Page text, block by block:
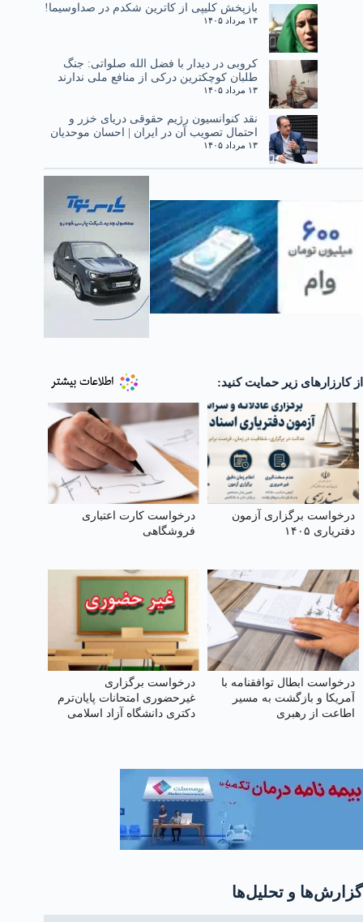
بازپخش کلیپی از کاترین شکدم در صداوسیما!
۱۳ مرداد ۱۴۰۵
کروبی در دیدار با فضل الله صلواتی: جنگ
طلبان کوچکترین درکی از منافع ملی ندارند
۱۳ مرداد ۱۴۰۵
نقد کنوانسیون رژیم حقوقی دریای خزر و
احتمال تصویب آن در ایران | احسان موحدیان
۱۳ مرداد ۱۴۰۵
از کارزارهای زیر حمایت کنید:
درخواست برگزاری آزمون
دفتریاری ۱۴۰۵
درخواست کارت اعتباری
فروشگاهی
درخواست ابطال توافقنامه با
آمریکا و بازگشت به مسیر
اطاعت از رهبری
درخواست برگزاری
غیرحضوری امتحانات پایان‌ترم
دکتری دانشگاه آزاد اسلامی
گزارش‌ها و تحلیل‌ها